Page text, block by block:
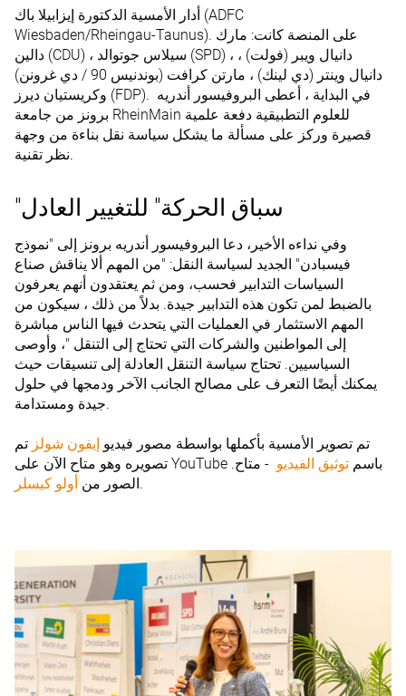
أدار الأمسية الدكتورة إيزابيلا باك (ADFC
Wiesbaden/Rheingau-Taunus). على المنصة كانت: مارك
دالين (CDU) ، سيلاس جوتوالد (SPD) ، دانيال ويبر (فولت) ،
دانيال وينتر (دي لينك) ، مارتن كرافت (بوندنيس 90 / دي غرونن)
وكريستيان ديرز (FDP). في البداية ، أعطى البروفيسور أندريه
برونز من جامعة RheinMain للعلوم التطبيقية دفعة علمية
قصيرة وركز على مسألة ما يشكل سياسة نقل بناءة من وجهة
نظر تقنية.
"سباق الحركة" للتغيير العادل
وفي نداءه الأخير، دعا البروفيسور أندريه برونز إلى "نموذج
فيسبادن" الجديد لسياسة النقل: "من المهم ألا يناقش صناع
السياسات التدابير فحسب، ومن ثم يعتقدون أنهم يعرفون
بالضبط لمن تكون هذه التدابير جيدة. بدلاً من ذلك ، سيكون من
المهم الاستثمار في العمليات التي يتحدث فيها الناس مباشرة
إلى المواطنين والشركات التي تحتاج إلى التنقل "، وأوصى
السياسيين. تحتاج سياسة التنقل العادلة إلى تنسيقات حيث
يمكنك أيضًا التعرف على مصالح الجانب الآخر ودمجها في حلول
جيدة ومستدامة.
تم تصوير الأمسية بأكملها بواسطة مصور فيديو إيفون شولز تم
تصويره وهو متاح الآن على YouTube باسم توثيق الفيديو ‫ - متاح.‬
الصور من أولو كيسلر .